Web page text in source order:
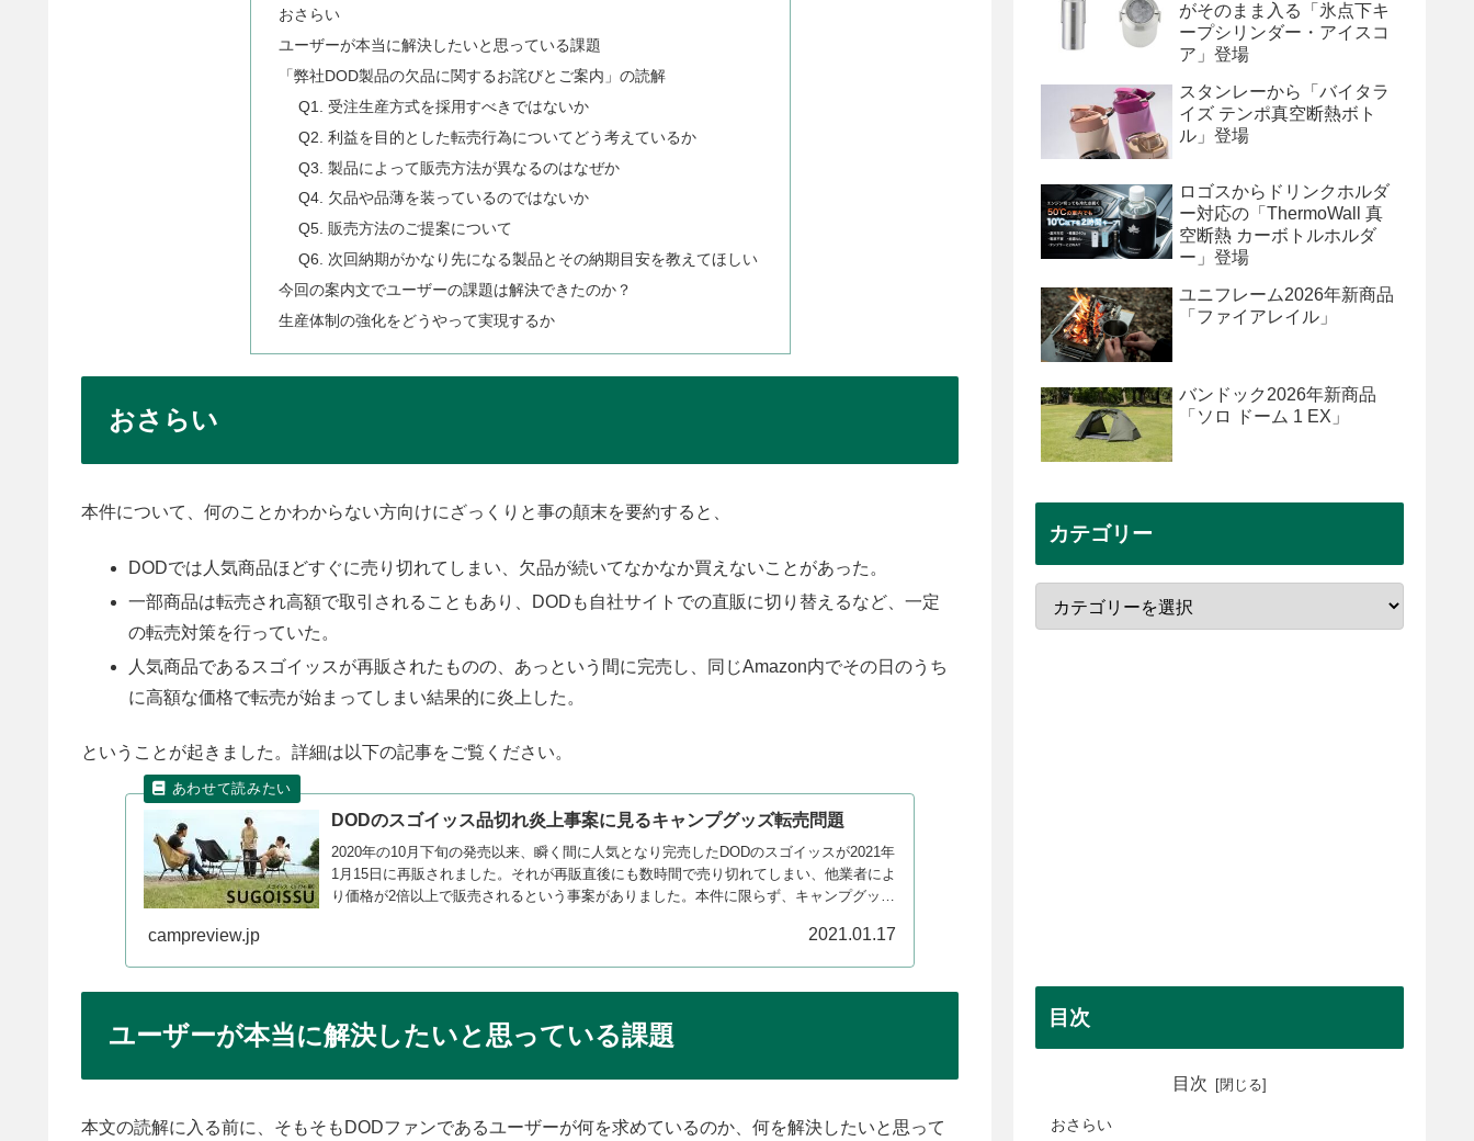
おさらい
ユーザーが本当に解決したいと思っている課題
「弊社DOD製品の欠品に関するお詫びとご案内」の読解
Q1. 受注生産方式を採用すべきではないか
Q2. 利益を目的とした転売行為についてどう考えているか
Q3. 製品によって販売方法が異なるのはなぜか
Q4. 欠品や品薄を装っているのではないか
Q5. 販売方法のご提案について
Q6. 次回納期がかなり先になる製品とその納期目安を教えてほしい
今回の案内文でユーザーの課題は解決できたのか？
生産体制の強化をどうやって実現するか
おさらい
本件について、何のことかわからない方向けにざっくりと事の顛末を要約すると、
DODでは人気商品ほどすぐに売り切れてしまい、欠品が続いてなかなか買えないことがあった。
一部商品は転売され高額で取引されることもあり、DODも自社サイトでの直販に切り替えるなど、一定
の転売対策を行っていた。
人気商品であるスゴイッスが再販されたものの、あっという間に完売し、同じAmazon内でその日のうち
に高額な価格で転売が始まってしまい結果的に炎上した。
ということが起きました。詳細は以下の記事をご覧ください。
DODのスゴイッス品切れ炎上事案に見るキャンプグッズ転売問題
2020年の10月下旬の発売以来、瞬く間に人気となり完売したDODのスゴイッスが2021年
1月15日に再販されました。それが再販直後にも数時間で売り切れてしまい、他業者によ
り価格が2倍以上で販売されるという事案がありました。本件に限らず、キャンプグッズ
campreview.jp 2021.01.17
ユーザーが本当に解決したいと思っている課題
本文の読解に入る前に、そもそもDODファンであるユーザーが何を求めているのか、何を解決したいと思って
がそのまま入る「氷点下キ
ープシリンダー・アイスコ
ア」登場
スタンレーから「バイタラ
イズ テンポ真空断熱ボト
ル」登場
ロゴスからドリンクホルダ
ー対応の「ThermoWall 真
空断熱 カーボトルホルダ
ー」登場
ユニフレーム2026年新商品
「ファイアレイル」
バンドック2026年新商品
「ソロ ドーム 1 EX」
カテゴリー
目次
目次
おさらい